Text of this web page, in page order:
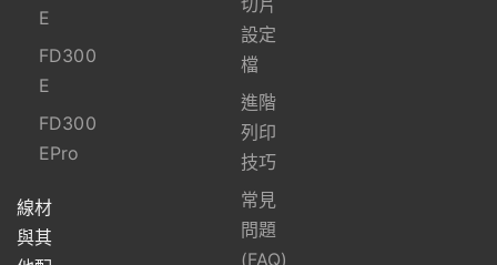
E
FD300
E
FD300
EPro
線材
與其
設定
檔
進階
列印
技巧
常見
問題
(FAQ)